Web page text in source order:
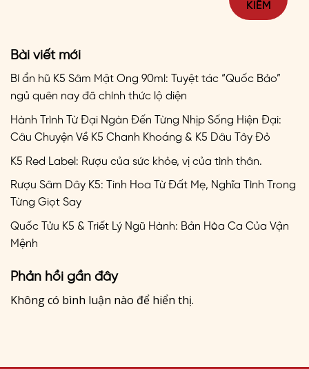
KIẾM
Bài viết mới
Bí ẩn hũ K5 Sâm Mật Ong 90ml: Tuyệt tác “Quốc Bảo”
ngủ quên nay đã chính thức lộ diện
Hành Trình Từ Đại Ngàn Đến Từng Nhịp Sống Hiện Đại:
Câu Chuyện Về K5 Chanh Khoáng & K5 Dâu Tây Đỏ
K5 Red Label: Rượu của sức khỏe, vị của tình thân.
Rượu Sâm Dây K5: Tinh Hoa Từ Đất Mẹ, Nghĩa Tình Trong
Từng Giọt Say
Quốc Tửu K5 & Triết Lý Ngũ Hành: Bản Hòa Ca Của Vận
Mệnh
Phản hồi gần đây
Không có bình luận nào để hiển thị.